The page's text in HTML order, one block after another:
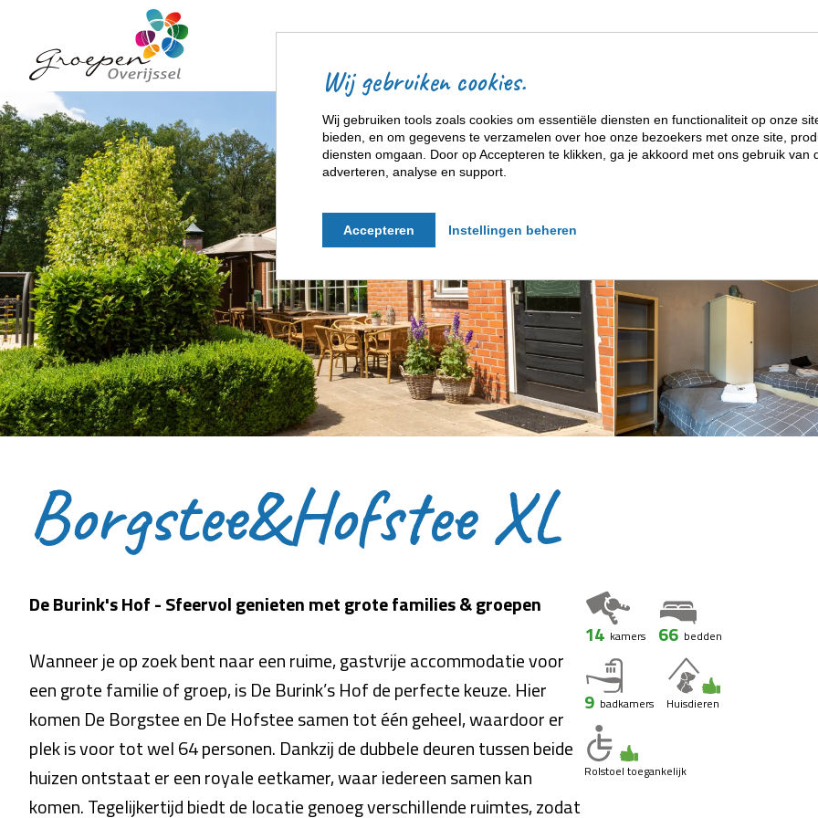
Borgstee&Hofstee XL
De Burink's Hof - Sfeervol genieten met grote families & groepen
Wanneer je op zoek bent naar een ruime, gastvrije accommodatie voor
een grote familie of groep, is De Burink’s Hof de perfecte keuze. Hier
komen De Borgstee en De Hofstee samen tot één geheel, waardoor er
plek is voor tot wel 64 personen. Dankzij de dubbele deuren tussen beide
huizen ontstaat er een royale eetkamer, waar iedereen samen kan
komen. Tegelijkertijd biedt de locatie genoeg verschillende ruimtes, zodat
14 kamers 66 bedden
9 badkamers Huisdieren
Rolstoel toegankelijk
Wij gebruiken cookies.
Wij gebruiken tools zoals cookies om essentiële diensten en functionaliteit op onze
bieden, en om gegevens te verzamelen over hoe onze bezoekers met onze site,
diensten omgaan. Door op Accepteren te klikken, ga je akkoord met ons gebruik van
adverteren, analyse en support.
Accepteren Instellingen beheren